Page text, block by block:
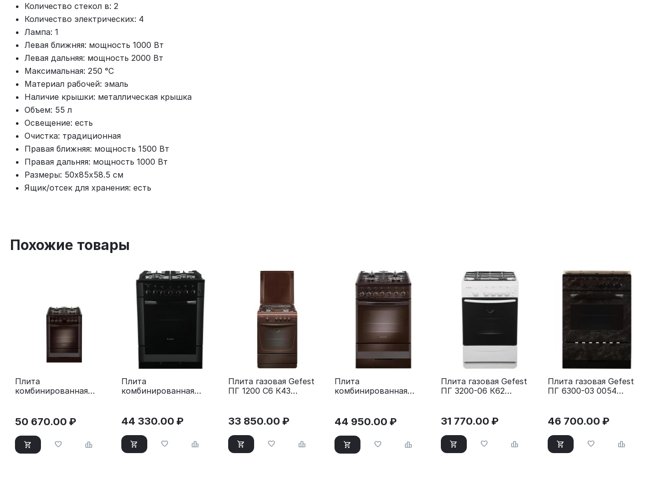
Количество стекол в: 2
Количество электрических: 4
Лампа: 1
Левая ближняя: мощность 1000 Вт
Левая дальняя: мощность 2000 Вт
Максимальная: 250 °С
Материал рабочей: эмаль
Наличие крышки: металлическая крышка
Объем: 55 л
Освещение: есть
Очистка: традиционная
Правая ближняя: мощность 1500 Вт
Правая дальняя: мощность 1000 Вт
Размеры: 50х85х58.5 см
Ящик/отсек для хранения: есть
Похожие товары
Плита
комбинированная
50 670.00 ₽
Плита
комбинированная
44 330.00 ₽
Плита газовая Gefest
ПГ 1200 С6 К43
33 850.00 ₽
Плита
комбинированная
44 950.00 ₽
Плита газовая Gefest
ПГ 3200-06 К62
31 770.00 ₽
Плита газовая Gefest
ПГ 6300-03 0054
46 700.00 ₽